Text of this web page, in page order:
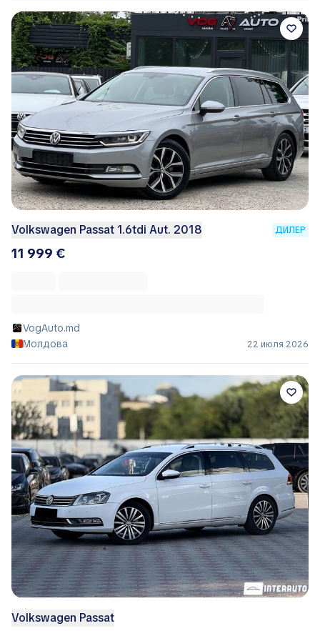
Volkswagen Passat 1.6tdi Aut. 2018 ДИЛЕР
11 999 €
VogAuto.md
Молдова
22 июля 2026
Volkswagen Passat